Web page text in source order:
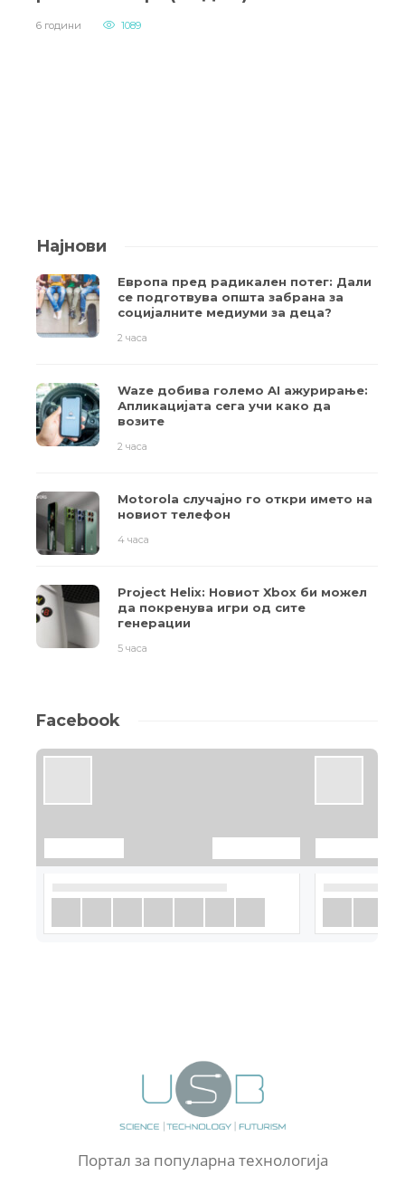
6 години 1089
Најнови
Европа пред радикален потег: Дали
се подготвува општа забрана за
социјалните медиуми за деца?
2 часа
Waze добива големо AI ажурирање:
Апликацијата сега учи како да
возите
2 часа
Motorola случајно го откри името на
новиот телефон
4 часа
Project Helix: Новиот Xbox би можел
да покренува игри од сите
генерации
5 часа
Facebook
Портал за популарна технологија